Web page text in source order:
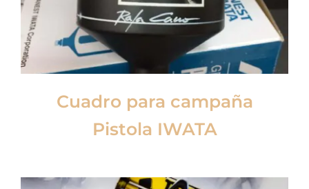
Cuadro para campaña
Pistola IWATA